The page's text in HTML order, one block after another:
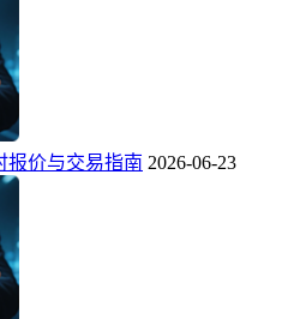
报价与交易指南 2026-06-23